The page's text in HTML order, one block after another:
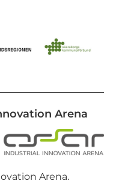
Arena
Arena.